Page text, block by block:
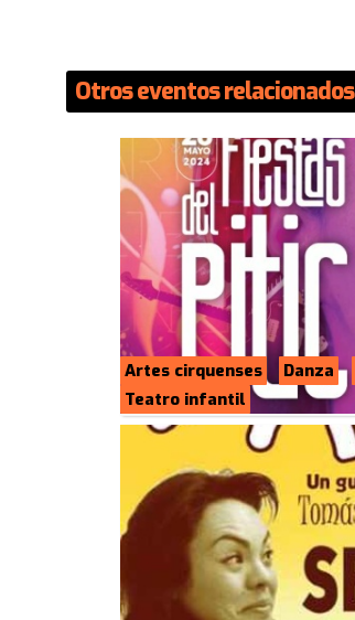
Otros eventos relacionados
Artes cirquenses Danza
Teatro infantil